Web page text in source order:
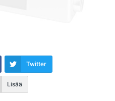
Twitter
Lisää